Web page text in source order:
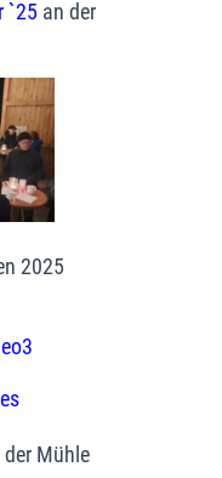
`25 an der
2025
der Mühle